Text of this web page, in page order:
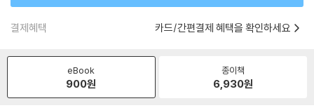
결제혜택 카드/간편결제 혜택을 확인하세요
eBook
900원
종이책
6,930원